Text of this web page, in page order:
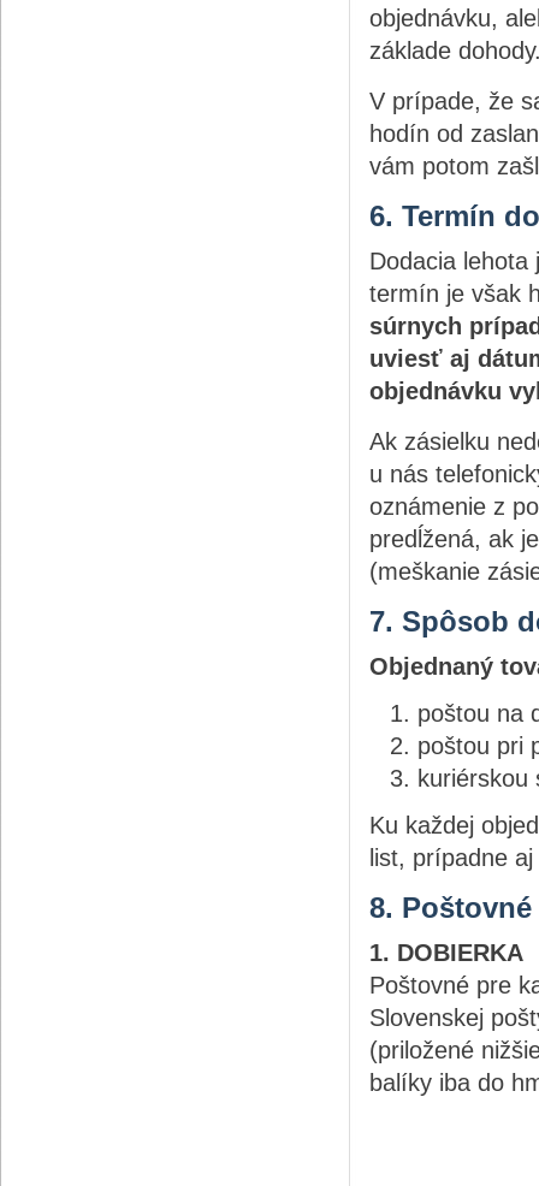
objednávku,
základe
V prípade, že
hodín od
vám potom
6. Termín
Dodacia
termín je však
súrnych
uviesť aj
objednávku
Ak zásielku
u nás
oznámenie z
predĺžená, ak
(meškanie
7. Spôsob
Objednaný
poštou na
poštou pri
kuriérskou
Ku každej
list, prípadne
8. Poštovné
1. DOBIERKA
Poštovné pre
Slovenskej
(priložené
balíky iba do